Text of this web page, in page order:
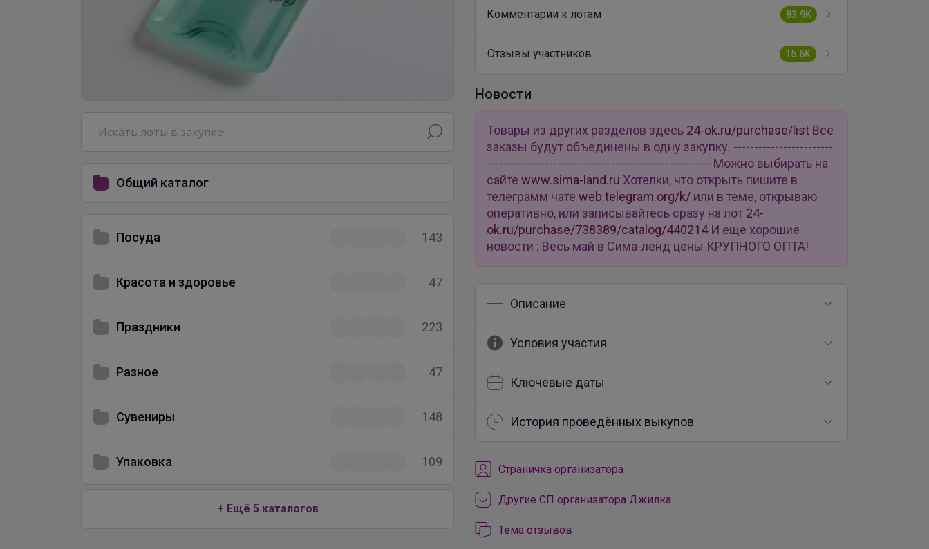
Общий каталог
Посуда 143
Красота и здоровье 47
Праздники 223
Разное 47
Сувениры 148
Упаковка 109
+ Ещё 5 каталогов
Комментарии к лотам 83.9K
Отзывы участников 15.6K
Новости
Товары из других разделов здесь 24-ok.ru/purchase/list Все
заказы будут объединены в одну закупку. ------------------------
------------------------------------------------------ Можно выбирать на
сайте www.sima-land.ru Хотелки, что открыть пишите в
телеграмм чате web.telegram.org/k/ или в теме, открываю
оперативно, или записывайтесь сразу на лот 24-
ok.ru/purchase/738389/catalog/440214И еще хорошие
новости : Весь май в Сима-ленд цены КРУПНОГО ОПТА!
Описание
Условия участия
Ключевые даты
История проведённых выкупов
Cтраничка организатора
Другие СП организатора Джилка
Тема отзывов